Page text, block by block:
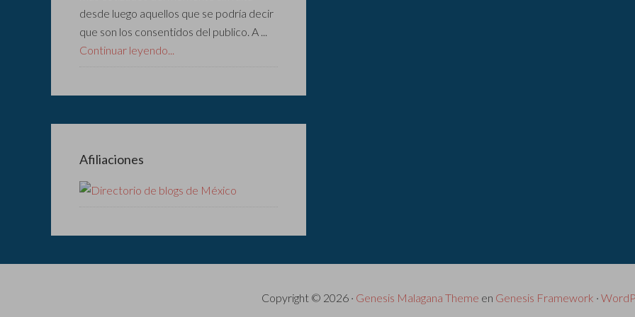
desde luego aquellos que se podría decir
que son los consentidos del publico. A ...
Continuar leyendo...
Afiliaciones
Copyright © 2026 · Genesis Malagana Theme en Genesis Framework ·